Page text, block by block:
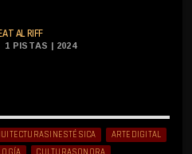
AL RIFF
1 PISTAS | 2024
ARTEDIGITAL